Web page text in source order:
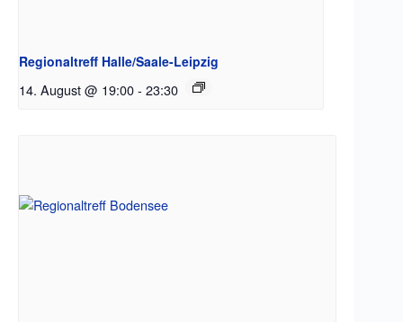
Regionaltreff Halle/Saale-Leipzig
14. August @ 19:00- 23:30